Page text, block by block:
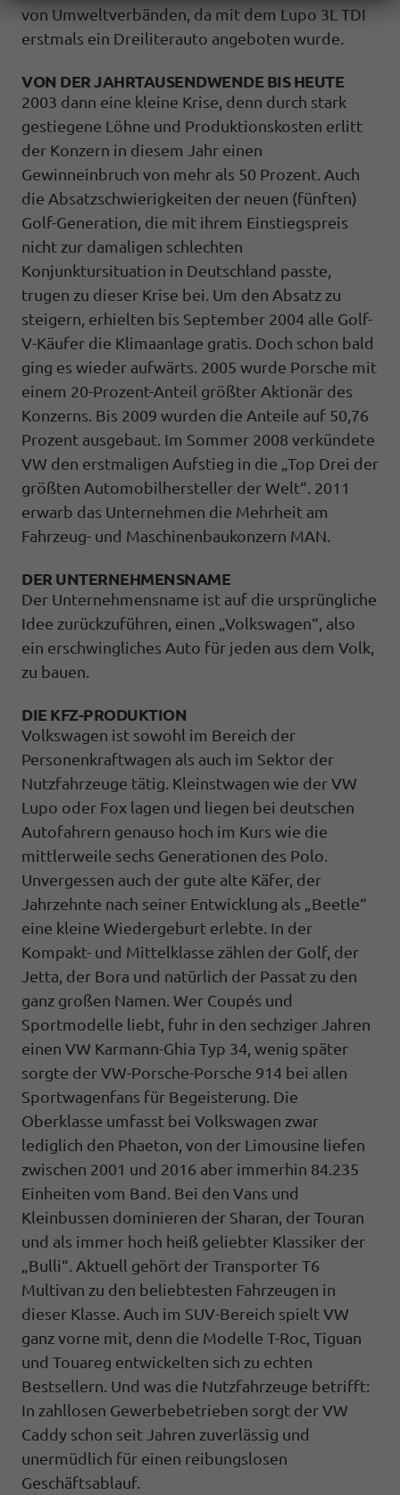
von Umweltverbänden, da mit dem Lupo 3L TDI
erstmals ein Dreiliterauto angeboten wurde.
VON DER JAHRTAUSENDWENDE BIS HEUTE
2003 dann eine kleine Krise, denn durch stark
gestiegene Löhne und Produktionskosten erlitt
der Konzern in diesem Jahr einen
Gewinneinbruch von mehr als 50 Prozent. Auch
die Absatzschwierigkeiten der neuen (fünften)
Golf-Generation, die mit ihrem Einstiegspreis
nicht zur damaligen schlechten
Konjunktursituation in Deutschland passte,
trugen zu dieser Krise bei. Um den Absatz zu
steigern, erhielten bis September 2004 alle Golf-
V-Käufer die Klimaanlage gratis. Doch schon bald
ging es wieder aufwärts. 2005 wurde Porsche mit
einem 20-Prozent-Anteil größter Aktionär des
Konzerns. Bis 2009 wurden die Anteile auf 50,76
Prozent ausgebaut. Im Sommer 2008 verkündete
VW den erstmaligen Aufstieg in die „Top Drei der
größten Automobilhersteller der Welt“. 2011
erwarb das Unternehmen die Mehrheit am
Fahrzeug- und Maschinenbaukonzern MAN.
DER UNTERNEHMENSNAME
Der Unternehmensname ist auf die ursprüngliche
Idee zurückzuführen, einen „Volkswagen“, also
ein erschwingliches Auto für jeden aus dem Volk,
zu bauen.
DIE KFZ-PRODUKTION
Volkswagen ist sowohl im Bereich der
Personenkraftwagen als auch im Sektor der
Nutzfahrzeuge tätig. Kleinstwagen wie der VW
Lupo oder Fox lagen und liegen bei deutschen
Autofahrern genauso hoch im Kurs wie die
mittlerweile sechs Generationen des Polo.
Unvergessen auch der gute alte Käfer, der
Jahrzehnte nach seiner Entwicklung als „Beetle“
eine kleine Wiedergeburt erlebte. In der
Kompakt- und Mittelklasse zählen der Golf, der
Jetta, der Bora und natürlich der Passat zu den
ganz großen Namen. Wer Coupés und
Sportmodelle liebt, fuhr in den sechziger Jahren
einen VW Karmann-Ghia Typ 34, wenig später
sorgte der VW-Porsche-Porsche 914 bei allen
Sportwagenfans für Begeisterung. Die
Oberklasse umfasst bei Volkswagen zwar
lediglich den Phaeton, von der Limousine liefen
zwischen 2001 und 2016 aber immerhin 84.235
Einheiten vom Band. Bei den Vans und
Kleinbussen dominieren der Sharan, der Touran
und als immer hoch heiß geliebter Klassiker der
„Bulli“. Aktuell gehört der Transporter T6
Multivan zu den beliebtesten Fahrzeugen in
dieser Klasse. Auch im SUV-Bereich spielt VW
ganz vorne mit, denn die Modelle T-Roc, Tiguan
und Touareg entwickelten sich zu echten
Bestsellern. Und was die Nutzfahrzeuge betrifft:
In zahllosen Gewerbebetrieben sorgt der VW
Caddy schon seit Jahren zuverlässig und
unermüdlich für einen reibungslosen
Geschäftsablauf.